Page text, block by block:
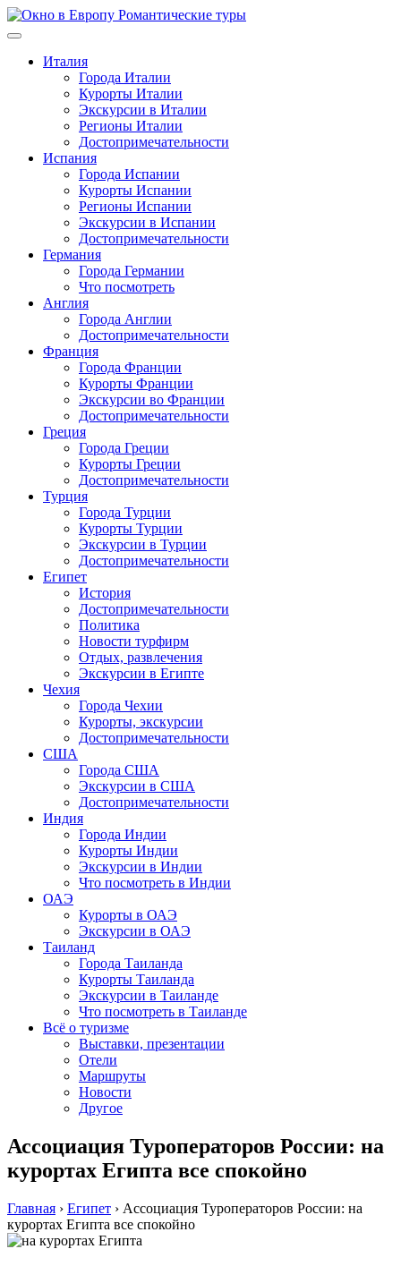
Перейти
к
Италия
Города Италии
Курорты Италии
Экскурсии в Италии
Регионы Италии
Достопримечательности
Испания
Города Испании
Курорты Испании
Регионы Испании
Экскурсии в Испании
Достопримечательности
Германия
Города Германии
Что посмотреть
Англия
Города Англии
Достопримечательности
Франция
Города Франции
Курорты Франции
Экскурсии во Франции
Достопримечательности
Греция
Города Греции
Курорты Греции
Достопримечательности
Турция
Города Турции
Курорты Турции
Экскурсии в Турции
Достопримечательности
Египет
История
Достопримечательности
Политика
Новости турфирм
Отдых, развлечения
Экскурсии в Египте
Чехия
Города Чехии
Курорты, экскурсии
Достопримечательности
США
Города США
Экскурсии в США
Достопримечательности
Индия
Города Индии
Курорты Индии
Экскурсии в Индии
Что посмотреть в Индии
ОАЭ
Курорты в ОАЭ
Экскурсии в ОАЭ
Таиланд
Города Таиланда
Курорты Таиланда
Экскурсии в Таиланде
Что посмотреть в Таиланде
Всё о туризме
Выставки, презентации
Отели
Маршруты
Новости
Другое
Ассоциация Туроператоров России: на
курортах Египта все спокойно
Главная › Египет › Ассоциация Туроператоров России: на
курортах Египта все спокойно